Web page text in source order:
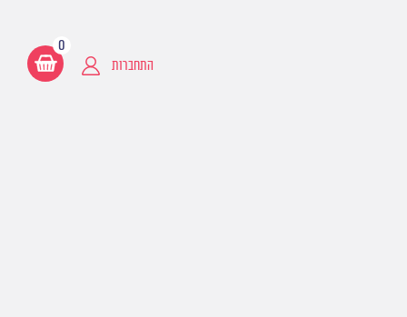
התחברות
0